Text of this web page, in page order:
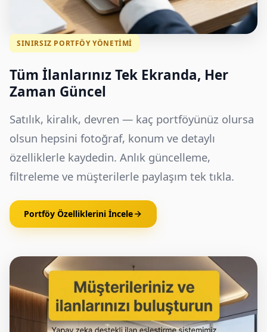
SINIRSIZ PORTFÖY YÖNETIMI
Tüm İlanlarınız Tek Ekranda, Her
Zaman Güncel
Satılık, kiralık, devren — kaç portföyünüz olursa
olsun hepsini fotoğraf, konum ve detaylı
özelliklerle kaydedin. Anlık güncelleme,
filtreleme ve müşterilerle paylaşım tek tıkla.
Portföy Özelliklerini İncele